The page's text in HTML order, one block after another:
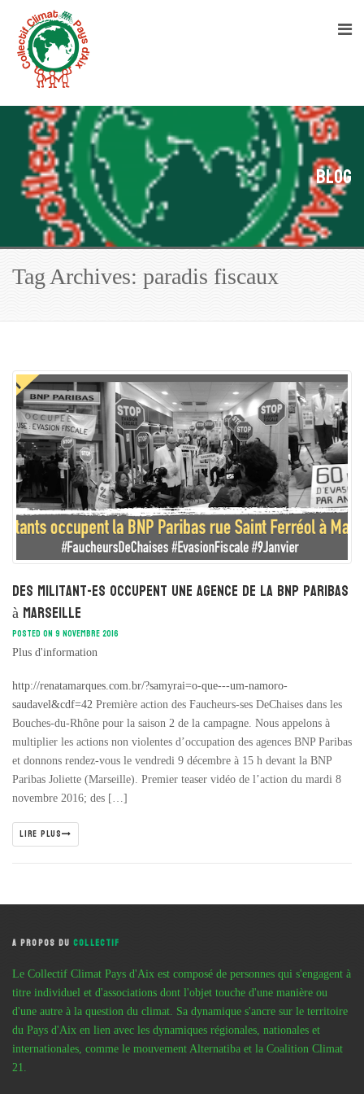
Blog
Tag Archives: paradis fiscaux
Des militant-es occupent une agence de la BNP Paribas
à Marseille
POSTED ON 9 NOVEMBRE 2016
Plus d'information
http://renatamarques.com.br/?samyrai=o-que---um-namoro-
saudavel&cdf=42 Première action des Faucheurs-ses DeChaises dans les
Bouches-du-Rhône pour la saison 2 de la campagne. Nous appelons à
multiplier les actions non violentes d’occupation des agences BNP Paribas
et donnons rendez-vous le vendredi 9 décembre à 15 h devant la BNP
Paribas Joliette (Marseille). Premier teaser vidéo de l’action du mardi 8
novembre 2016; des […]
LIRE PLUS
A PROPOS DUCOLLECTIF
Le Collectif Climat Pays d'Aix est composé de personnes qui s'engagent à
titre individuel et d'associations dont l'objet touche d'une manière ou
d'une autre à la question du climat. Sa dynamique s'ancre sur le territoire
du Pays d'Aix en lien avec les dynamiques régionales, nationales et
internationales, comme le mouvement Alternatiba et la Coalition Climat
21.